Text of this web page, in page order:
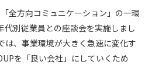
全方向コミュニケーション」の一環
代別従業員との座談会を実施しまし
は、事業環境が大きく急速に変化す
を「良い会社」にしていくため